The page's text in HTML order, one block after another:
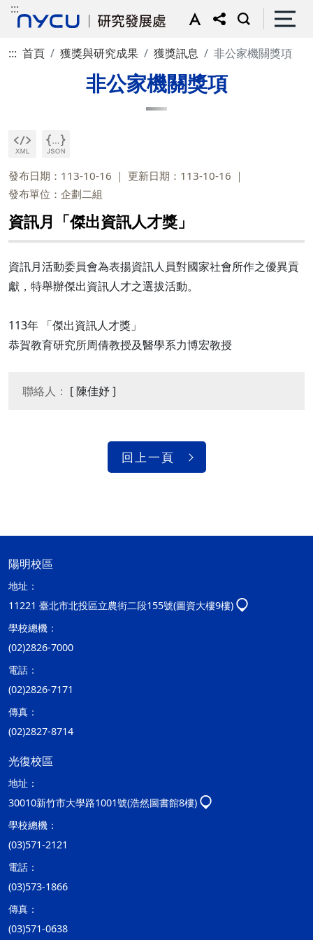
:::
::: 首頁 獲獎與研究成果 獲獎訊息 非公家機關獎項
非公家機關獎項
發布日期：113-10-16
更新日期：113-10-16
發布單位：企劃二組
資訊月「傑出資訊人才獎」
資訊月活動委員會為表揚資訊人員對國家社會所作之優異貢
獻，特舉辦傑出資訊人才之選拔活動。
113年 「傑出資訊人才獎」
恭賀教育研究所周倩教授及醫學系力博宏教授
聯絡人： [ 陳佳妤 ]
回上一頁
陽明校區
地址：
11221 臺北市北投區立農街二段155號(圖資大樓9樓)
學校總機：
(02)2826-7000
電話：
(02)2826-7171
傳真：
(02)2827-8714
光復校區
地址：
30010新竹市大學路1001號(浩然圖書館8樓)
學校總機：
(03)571-2121
電話：
(03)573-1866
傳真：
(03)571-0638